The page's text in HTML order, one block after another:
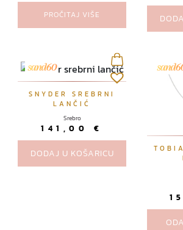
PROČITAJ VIŠE
SNYDER SREBRNI
LANČIĆ
Srebro
141,00€
DODAJ U KOŠARICU
p